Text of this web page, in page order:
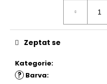
Kategorie:
? Barva:
Zeptat se
-
KOŠILOVÉ
ČERVENÉ